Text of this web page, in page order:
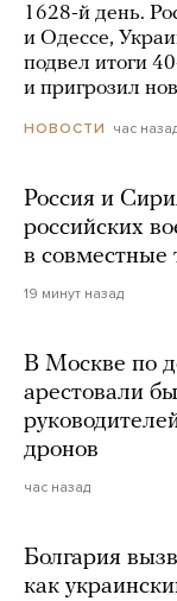
1628-й день.
и Одессе,
подвел итоги
и пригрозил
НОВОСТИ час
Россия и
российских
в совместные
19 минут назад
В Москве по
арестовали
дронов
час назад
Болгария
как